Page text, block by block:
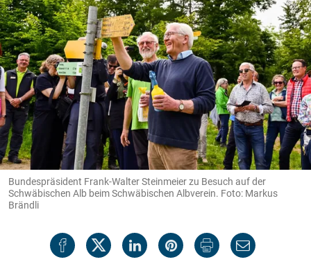
Bundespräsident Frank-Walter Steinmeier zu Besuch auf der
Schwäbischen Alb beim Schwäbischen Albverein. Foto: Markus
Brändli